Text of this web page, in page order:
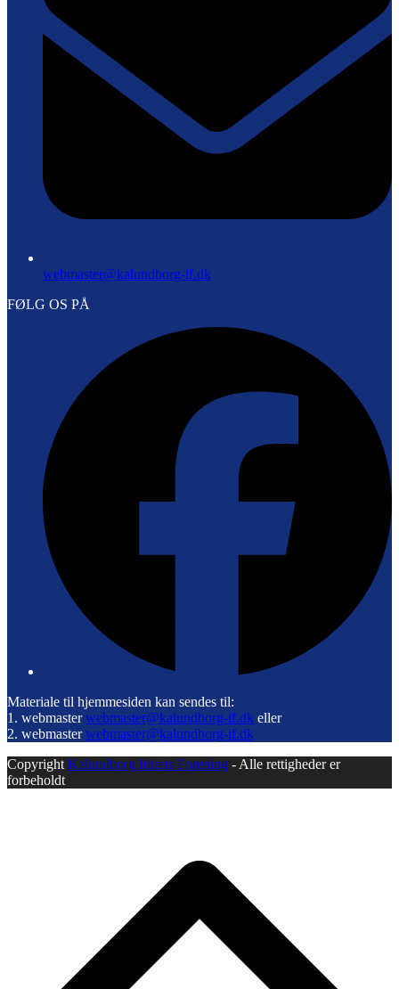
webmaster@kalundborg-if.dk
FØLG OS PÅ
Materiale til hjemmesiden kan sendes til:
1. webmasterwebmaster@kalundborg-if.dk eller
2. webmasterwebmaster@kalundborg-if.dk
Copyright Kalundborg Idræts Forening - Alle rettigheder er
forbeholdt